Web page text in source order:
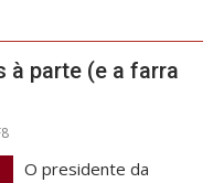
parte (e a farra
O presidente da